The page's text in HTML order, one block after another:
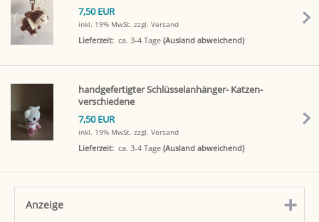
7,50 EUR
inkl. 19% MwSt. zzgl. Versand
Lieferzeit: ca. 3-4 Tage (Ausland abweichend)
handgefertigter Schlüsselanhänger- Katzen-
verschiedene
7,50 EUR
inkl. 19% MwSt. zzgl. Versand
Lieferzeit: ca. 3-4 Tage (Ausland abweichend)
Anzeige